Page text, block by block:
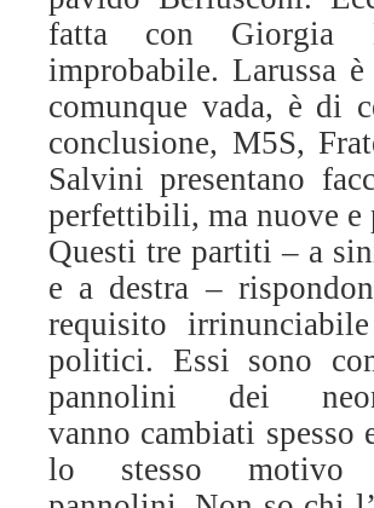
fatta con Giorgia
improbabile. Larussa
comunque vada, è di
conclusione, M5S,
Salvini presentano
perfettibili, ma nuove e
Questi tre partiti – a
e a destra –
requisito
politici. Essi sono
pannolini dei
vanno cambiati spesso
lo stesso motivo